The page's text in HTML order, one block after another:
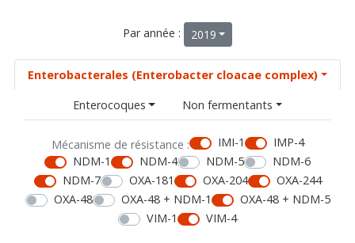
Par année : 2019
Enterobacterales (Enterobacter cloacae complex)
Enterocoques
Non fermentants
Mécanisme de résistance : IMI-1
IMP-4
NDM-1
NDM-4 NDM-5
NDM-6
NDM-7
OXA-181 OXA-204
OXA-244
OXA-48
OXA-48 + NDM-1
OXA-48 + NDM-5
VIM-1
VIM-4